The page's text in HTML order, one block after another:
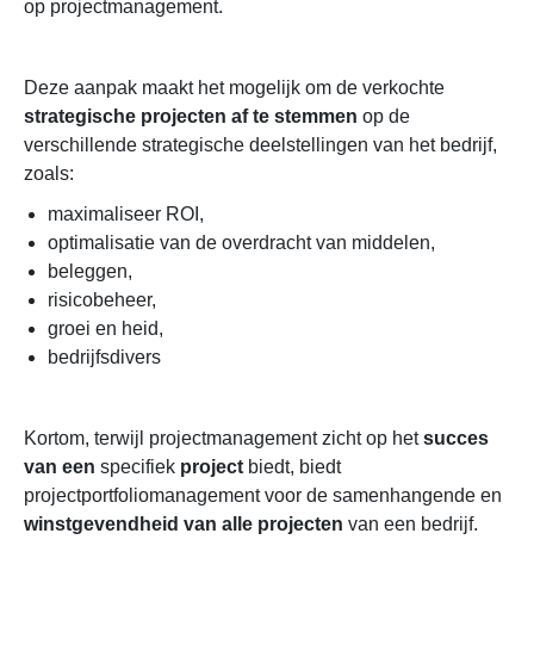
op projectmanagement.
Deze aanpak maakt het mogelijk om de verkochte
strategische projecten af ​​te stemmen op de
verschillende strategische deelstellingen van het bedrijf,
zoals:
maximaliseer ROI,
optimalisatie van de overdracht van middelen,
beleggen,
risicobeheer,
groei en heid,
bedrijfsdivers
Kortom, terwijl projectmanagement zicht op hetsucces
van een specifiek project biedt, biedt
projectportfoliomanagement voor de samenhangende en
winstgevendheid van alle projecten van een bedrijf.